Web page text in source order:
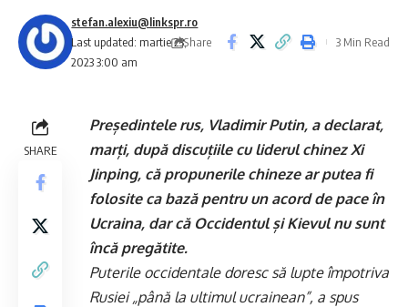
Last updated: martie 23,
2023 3:00 am
stefan.alexiu@linkspr.ro
Share
3 Min Read
SHARE
Președintele rus, Vladimir Putin, a declarat,
marți, după discuțiile cu liderul chinez Xi
Jinping, că propunerile chineze ar putea fi
folosite ca bază pentru un acord de pace în
Ucraina, dar că Occidentul și Kievul nu sunt
încă pregătite.
Puterile occidentale doresc să lupte împotriva
Rusiei „până la ultimul ucrainean”, a spus